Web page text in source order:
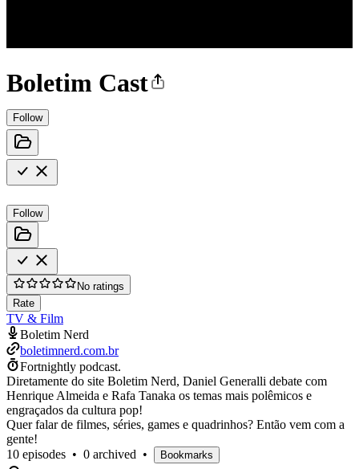
Boletim Cast
Follow
Follow
No ratings
Rate
TV & Film
Boletim Nerd
boletimnerd.com.br
Fortnightly podcast.
Diretamente do site Boletim Nerd, Daniel Generalli debate com
Henrique Almeida e Rafa Tanaka os temas mais polêmicos e
engraçados da cultura pop!
Quer falar de filmes, séries, games e quadrinhos? Então vem com a
gente!
10 episodes • 0 archived • Bookmarks